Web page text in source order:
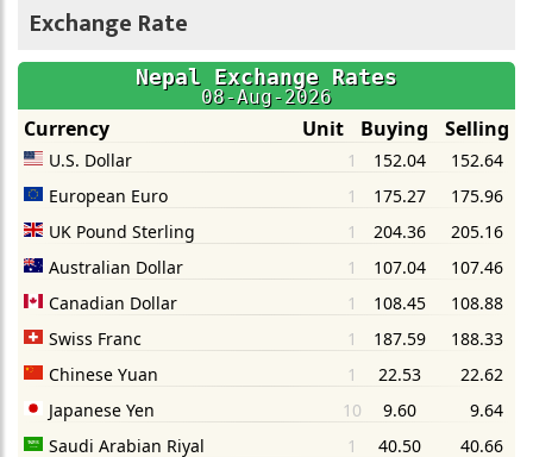
Exchange Rate